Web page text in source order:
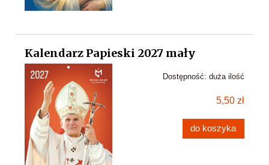
Kalendarz Papieski 2027 mały
Dostępność: duża ilość
5,50 zł
do koszyka